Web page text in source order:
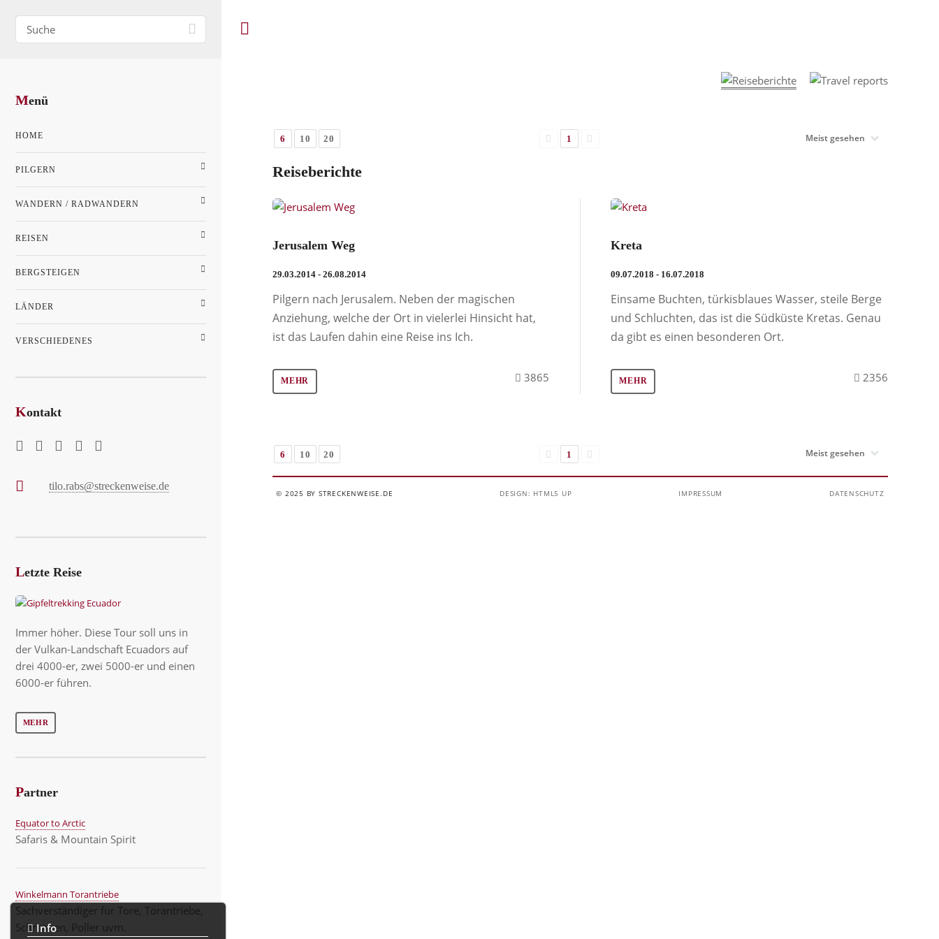
6 10 20 1
Reiseberichte
Jerusalem Weg
29.03.2014 - 26.08.2014
Pilgern nach Jerusalem. Neben der magischen
Anziehung, welche der Ort in vielerlei Hinsicht hat,
ist das Laufen dahin eine Reise ins Ich.
MEHR 3865
Kreta
09.07.2018 - 16.07.2018
Einsame Buchten, türkisblaues Wasser, steile Berge
und Schluchten, das ist die Südküste Kretas. Genau
da gibt es einen besonderen Ort.
MEHR 2356
6 10 20 1
Info
© 2025 BY STRECKENWEISE.DE DESIGN: HTML5 UP IMPRESSUM DATENSCHUTZ
Menü
HOME
PILGERN
WANDERN / RADWANDERN
REISEN
BERGSTEIGEN
LÄNDER
VERSCHIEDENES
Kontakt
tilo.rabs@streckenweise.de
Letzte Reise
Immer höher. Diese Tour soll uns in
der Vulkan-Landschaft Ecuadors auf
drei 4000-er, zwei 5000-er und einen
6000-er führen.
MEHR
Partner
Equator to Arctic
Safaris & Mountain Spirit
Winkelmann Torantriebe
Sachverständiger für Tore, Torantriebe,
Schranken, Poller uvm.